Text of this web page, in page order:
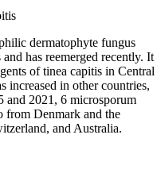
dermatophyte fungus
has reemerged recently. It
of tinea capitis in Central
increased in other countries,
and 2021, 6 microsporum
from Denmark and the
and Australia.